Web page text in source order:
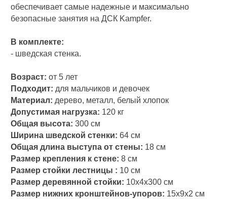
обеспечивает самые надежные и максимально
безопасные занятия на ДСК Kampfer.
В комплекте:
- шведская стенка.
Возраст: от 5 лет
Подходит: для мальчиков и девочек
Материал: дерево, металл, белый хлопок
Допустимая нагрузка: 120 кг
Общая высота: 300 см
Ширина шведской стенки: 64 см
Общая длина выступа от стены: 18 см
Размер крепления к стене: 8 см
Размер стойки лестницы : 10 см
Размер деревянной стойки: 10х4х300 см
Размер нижних кронштейнов-упоров: 15х9х2 см